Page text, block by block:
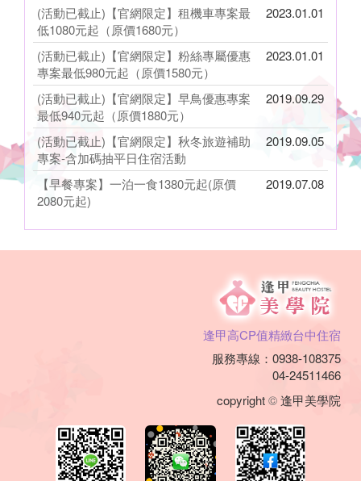
(活動已截止)【官網限定】租機車專案最
低1080元起（原價1680元）
2023.01.01
(活動已截止)【官網限定】粉絲專屬優惠
專案最低980元起（原價1580元）
2023.01.01
(活動已截止)【官網限定】早鳥優惠專案
最低940元起（原價1880元）
2019.09.29
(活動已截止)【官網限定】秋冬旅遊補助
專案-含加碼抽平日住宿活動
2019.09.05
【早餐專案】一泊一食1380元起(原價
2080元起)
2019.07.08
逢甲高CP值精緻台中住宿
服務專線：0938-108375
04-24511466
copyright©逢甲美學院